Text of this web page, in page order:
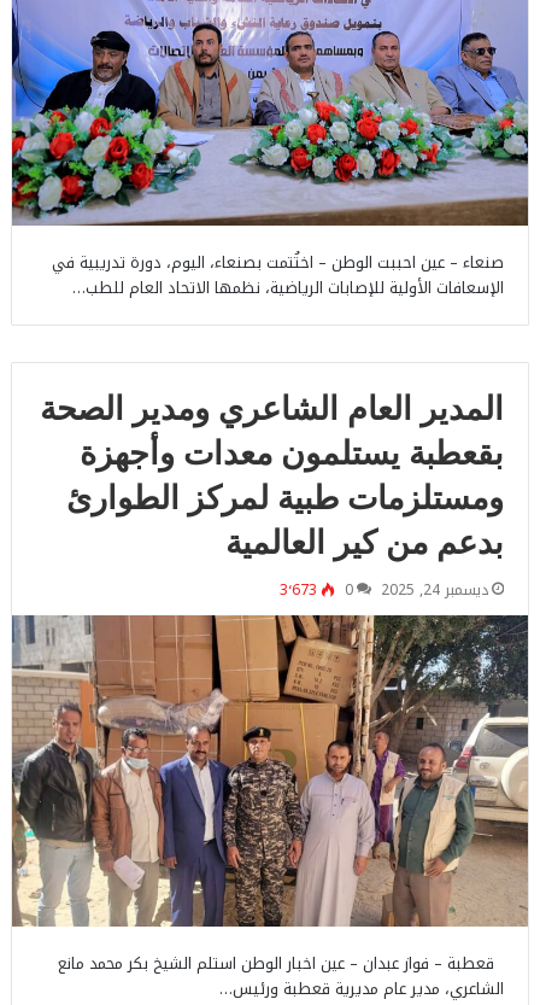
صنعاء – عين احببت الوطن – اختُتمت بصنعاء، اليوم، دورة تدريبية في
الإسعافات الأولية للإصابات الرياضية، نظمها الاتحاد العام للطب…
المدير العام الشاعري ومدير الصحة
بقعطبة يستلمون معدات وأجهزة
ومستلزمات طبية لمركز الطوارئ
بدعم من كير العالمية
ديسمبر 24, 2025 0 3٬673
قعطبة – فواز عبدان – عين اخبار الوطن استلم الشيخ بكر محمد مانع
الشاعري، مدير عام مديرية قعطبة ورئيس…